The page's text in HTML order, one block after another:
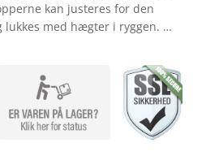
kan justeres for den
lukkes med hægter i ryggen. …